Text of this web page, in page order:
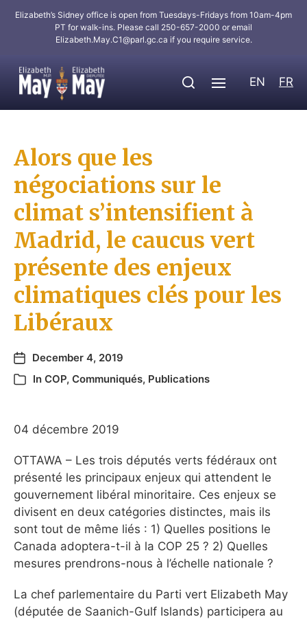
Elizabeth’s Sidney office is open from Tuesdays-Fridays from 10am-4pm
PT for walk-ins. Please call 250-657-2000 or email
Elizabeth.May.C1@parl.gc.ca if you require service.
EN FR
Alors que les
négociations sur le
climat s’intensifient à
Madrid, le caucus vert
présente des enjeux
climatiques clés pour les
Libéraux
December 4, 2019
In COP, Communiqués, Publications
04 décembre 2019
OTTAWA – Les trois députés verts fédéraux ont
présenté les principaux enjeux qui attendent le
gouvernement libéral minoritaire. Ces enjeux se
divisent en deux catégories distinctes, mais ils
sont tout de même liés : 1) Quelles positions le
Canada adoptera-t-il à la COP 25 ? 2) Quelles
mesures prendrons-nous à l’échelle nationale ?
La chef parlementaire du Parti vert Elizabeth May
(députée de Saanich-Gulf Islands) participera au